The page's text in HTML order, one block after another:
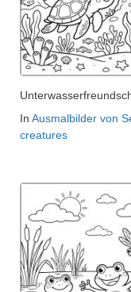
In Ausmalbilder von
creatures